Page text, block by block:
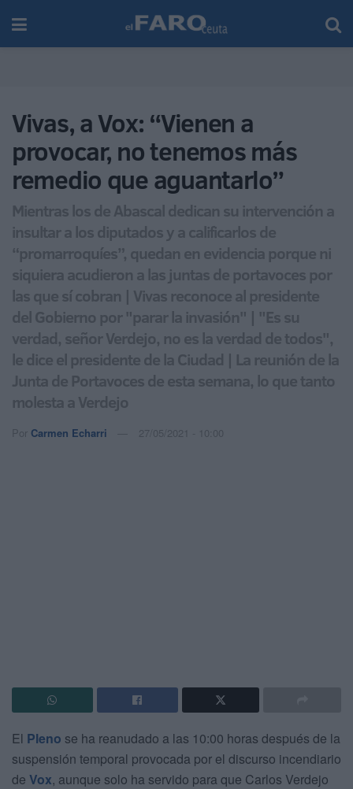
Vivas, a Vox: “Vienen a
provocar, no tenemos más
remedio que aguantarlo”
Mientras los de Abascal dedican su intervención a
insultar a los diputados y a calificarlos de
“promarroquíes”, quedan en evidencia porque ni
siquiera acudieron a las juntas de portavoces por
las que sí cobran | Vivas reconoce al presidente
del Gobierno por "parar la invasión" | "Es su
verdad, señor Verdejo, no es la verdad de todos",
le dice el presidente de la Ciudad | La reunión de la
Junta de Portavoces de esta semana, lo que tanto
molesta a Verdejo
Por Carmen Echarri 27/05/2021 - 10:00
El Pleno se ha reanudado a las 10:00 horas después de la
suspensión temporal provocada por el discurso incendiario
de Vox, aunque solo ha servido para que Carlos Verdejo